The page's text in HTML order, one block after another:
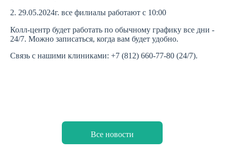
2. 29.05.2024г. все филиалы работают с 10:00
Колл-центр будет работать по обычному графику все дни -
24/7. Можно записаться, когда вам будет удобно.
Связь с нашими клиниками: +7 (812) 660-77-80 (24/7).
Все новости